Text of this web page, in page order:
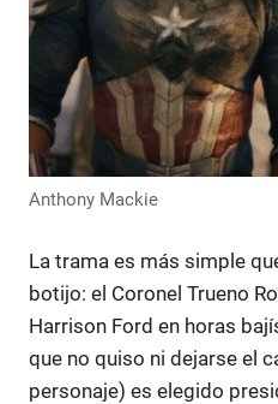
Anthony Mackie
La trama es más simple
botijo: el Coronel Trueno
Harrison Ford en horas
que no quiso ni dejarse el
personaje) es elegido